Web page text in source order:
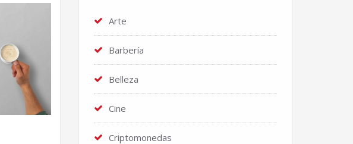
Arte
Barbería
Belleza
Cine
Criptomonedas